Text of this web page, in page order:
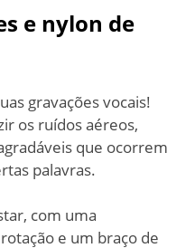
e nylon de
gravações vocais!
os ruídos aéreos,
que ocorrem
palavras.
com uma
e um braço de